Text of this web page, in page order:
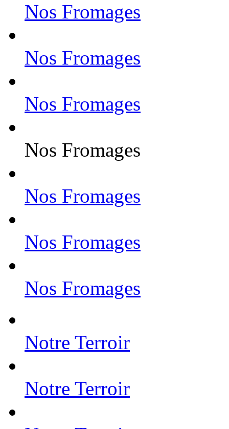
Nos Fromages
Nos Fromages
Nos Fromages
Nos Fromages
Nos Fromages
Nos Fromages
Nos Fromages
Notre Terroir
Notre Terroir